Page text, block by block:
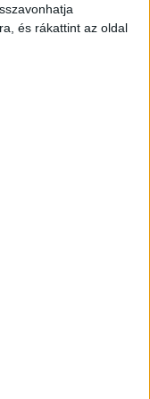
és rákattint az oldal